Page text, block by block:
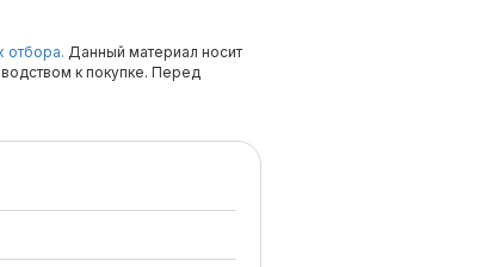
отбора. Данный материал носит
к покупке. Перед